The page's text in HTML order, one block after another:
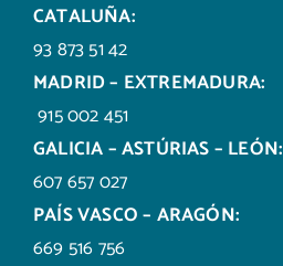
CATALUÑA:
93 873 51 42
MADRID – EXTREMADURA:
915 002 451
GALICIA – ASTÚRIAS – LEÓN:
607 657 027
PAÍS VASCO – ARAGÓN:
669 516 756